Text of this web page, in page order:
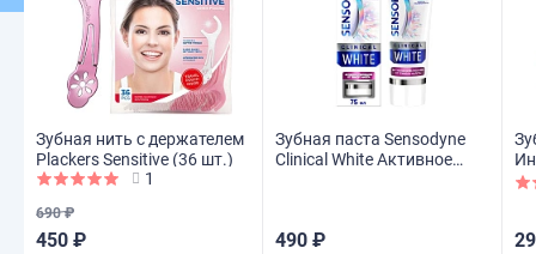
Зубная нить с держателем
Plackers Sensitive (36 шт.)
1
690 ₽
450 ₽
Зубная паста Sensodyne
Clinical White Активное
490 ₽